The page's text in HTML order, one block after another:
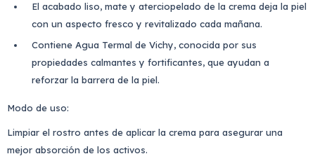
El acabado liso, mate y aterciopelado de la crema deja la piel
con un aspecto fresco y revitalizado cada mañana.
Contiene Agua Termal de Vichy, conocida por sus
propiedades calmantes y fortificantes, que ayudan a
reforzar la barrera de la piel.
Modo de uso:
Limpiar el rostro antes de aplicar la crema para asegurar una
mejor absorción de los activos.